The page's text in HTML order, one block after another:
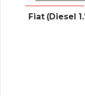
Fiat (Diesel